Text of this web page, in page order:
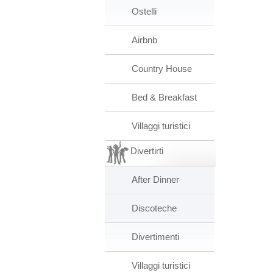
Ostelli
Airbnb
Country House
Bed & Breakfast
Villaggi turistici
Divertirti
After Dinner
Discoteche
Divertimenti
Villaggi turistici